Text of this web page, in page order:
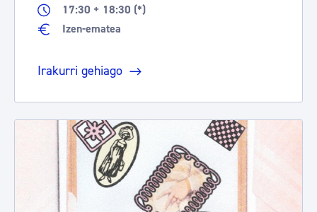
17:30 + 18:30 (*)
Izen-ematea
Irakurri gehiago